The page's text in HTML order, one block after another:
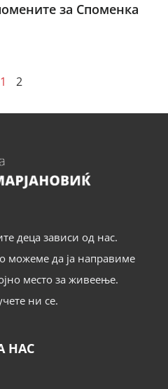
за Споменка
1 2
деца зависи од нас.
можеме да ја направиме
место за живеење.
ни се.
НАС